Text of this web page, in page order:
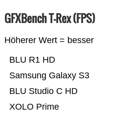
GFXBench T-Rex (FPS)
Höherer Wert = besser
XOLO Prime
BLU Studio C HD
Samsung Galaxy S3
BLU R1 HD